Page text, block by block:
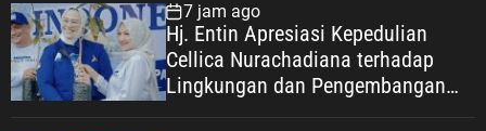
7 jam ago
Hj. Entin Apresiasi Kepedulian
Cellica Nurachadiana terhadap
Lingkungan dan Pengembangan